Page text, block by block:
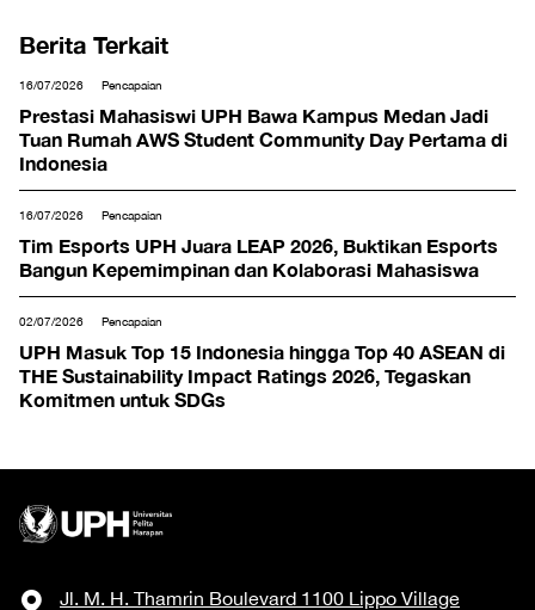
Berita Terkait
16/07/2026 Pencapaian
Prestasi Mahasiswi UPH Bawa Kampus Medan Jadi
Tuan Rumah AWS Student Community Day Pertama di
Indonesia
16/07/2026 Pencapaian
Tim Esports UPH Juara LEAP 2026, Buktikan Esports
Bangun Kepemimpinan dan Kolaborasi Mahasiswa
02/07/2026 Pencapaian
UPH Masuk Top 15 Indonesia hingga Top 40 ASEAN di
THE Sustainability Impact Ratings 2026, Tegaskan
Komitmen untuk SDGs
Jl. M. H. Thamrin Boulevard 1100 Lippo Village